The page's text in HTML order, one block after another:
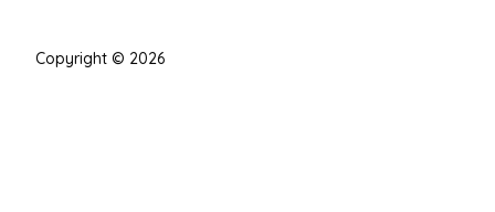
Copyright © 2026